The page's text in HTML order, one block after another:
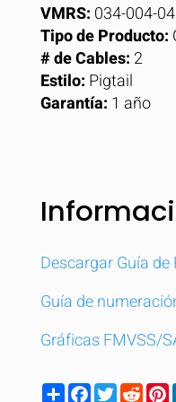
VMRS: 034-004-
Tipo de Producto:
# de Cables: 2
Estilo: Pigtail
Garantía: 1 año
Descargar Guía de
Guía de
Gráficas FMVSS/
ShareFacebook
Twitter